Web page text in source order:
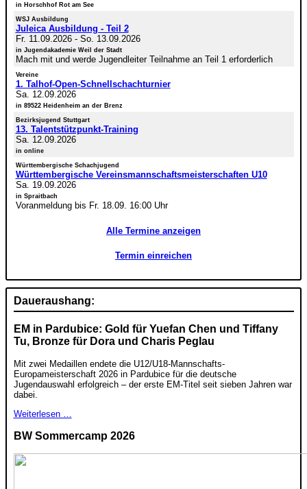
in Horschhof Rot am See
WSJ Ausbildung
Juleica Ausbildung - Teil 2
Fr. 11.09.2026- So. 13.09.2026
in Jugendakademie Weil der Stadt
Mach mit und werde Jugendleiter Teilnahme an Teil 1 erforderlich
Vereine
1. Talhof-Open-Schnellschachturnier
Sa. 12.09.2026
in 89522 Heidenheim an der Brenz
Bezirksjugend Stuttgart
13. Talentstützpunkt-Training
Sa. 12.09.2026
in online
Württembergische Schachjugend
Württembergische Vereinsmannschaftsmeisterschaften U10
Sa. 19.09.2026
in Spraitbach
Voranmeldung bis Fr. 18.09. 16:00 Uhr
Alle Termine anzeigen
Termin einreichen
Daueraushang:
EM in Pardubice: Gold für Yuefan Chen und Tiffany
Tu, Bronze für Dora und Charis Peglau
Mit zwei Medaillen endete die U12/U18-Mannschafts-
Europameisterschaft 2026 in Pardubice für die deutsche
Jugendauswahl erfolgreich – der erste EM-Titel seit sieben Jahren war
dabei.
Weiterlesen …
BW Sommercamp 2026